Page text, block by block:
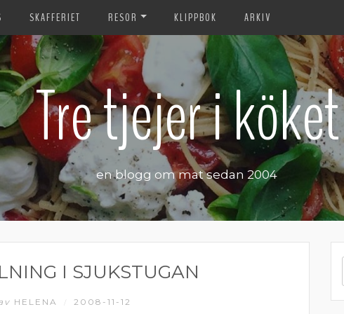
SKAFFERIET RESOR KLIPPBOK ARKIV
Tre tjejer i köket
en blogg om mat sedan 2004
I SJUKSTUGAN
HELENA 2008-11-12